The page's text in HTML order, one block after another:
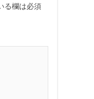
る欄は必須